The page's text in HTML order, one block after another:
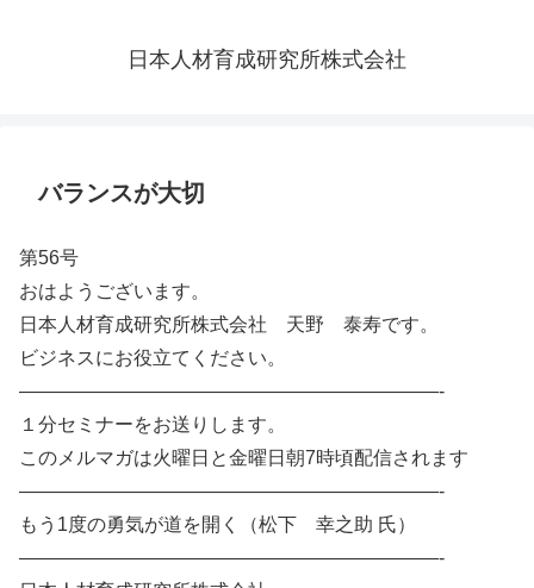
日本人材育成研究所株式会社
バランスが大切
第56号
おはようございます。
日本人材育成研究所株式会社 天野 泰寿です。
ビジネスにお役立てください。
——————————————————————-
１分セミナーをお送りします。
このメルマガは火曜日と金曜日朝7時頃配信されます
——————————————————————-
もう1度の勇気が道を開く（松下 幸之助 氏）
——————————————————————-